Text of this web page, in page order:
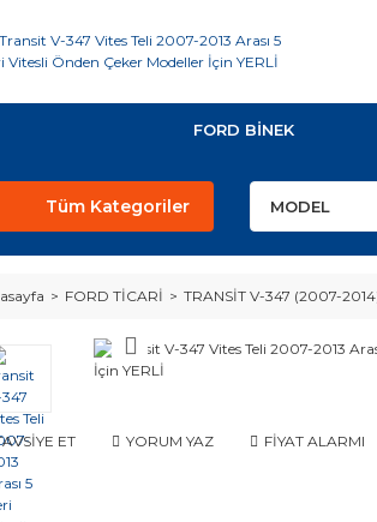
FORD BİNEK
Tüm Kategoriler
FORD TİCARİ TRANSİT V-347 (2007-
ET YORUM YAZ FİYAT ALARMI